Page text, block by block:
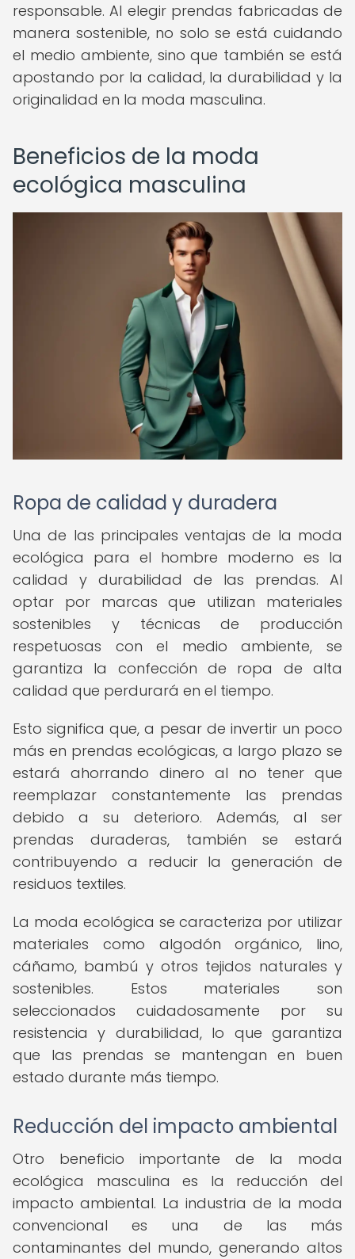
responsable. Al elegir prendas fabricadas de
manera sostenible, no solo se está cuidando
el medio ambiente, sino que también se está
apostando por la calidad, la durabilidad y la
originalidad en la moda masculina.
Beneficios de la moda
ecológica masculina
Ropa de calidad y duradera
Una de las principales ventajas de la moda
ecológica para el hombre moderno es la
calidad y durabilidad de las prendas. Al
optar por marcas que utilizan materiales
sostenibles y técnicas de producción
respetuosas con el medio ambiente, se
garantiza la confección de ropa de alta
calidad que perdurará en el tiempo.
Esto significa que, a pesar de invertir un poco
más en prendas ecológicas, a largo plazo se
estará ahorrando dinero al no tener que
reemplazar constantemente las prendas
debido a su deterioro. Además, al ser
prendas duraderas, también se estará
contribuyendo a reducir la generación de
residuos textiles.
La moda ecológica se caracteriza por utilizar
materiales como algodón orgánico, lino,
cáñamo, bambú y otros tejidos naturales y
sostenibles. Estos materiales son
seleccionados cuidadosamente por su
resistencia y durabilidad, lo que garantiza
que las prendas se mantengan en buen
estado durante más tiempo.
Reducción del impacto ambiental
Otro beneficio importante de la moda
ecológica masculina es la reducción del
impacto ambiental. La industria de la moda
convencional es una de las más
contaminantes del mundo, generando altos